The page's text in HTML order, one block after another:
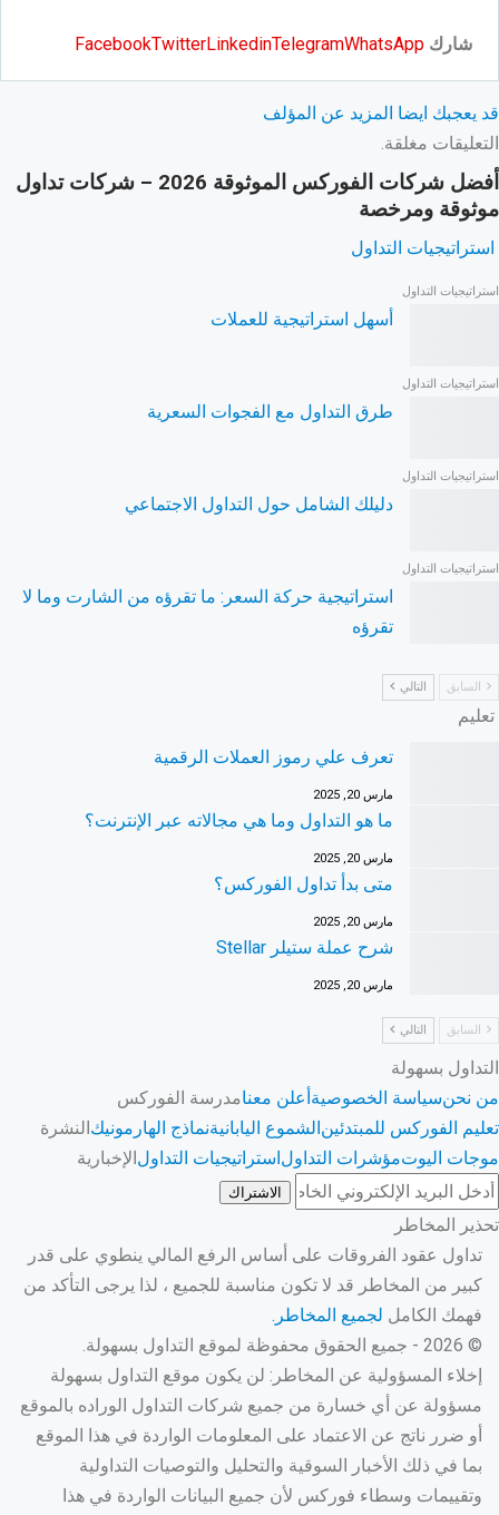
شارك FacebookTwitterLinkedinTelegramWhatsApp
قد يعجبك ايضا المزيد عن المؤلف
التعليقات مغلقة.
أفضل شركات الفوركس الموثوقة 2026 – شركات تداول
موثوقة ومرخصة
استراتيجيات التداول
استراتيجيات التداول
أسهل استراتيجية للعملات
استراتيجيات التداول
طرق التداول مع الفجوات السعرية
استراتيجيات التداول
دليلك الشامل حول التداول الاجتماعي
استراتيجيات التداول
استراتيجية حركة السعر: ما تقرؤه من الشارت وما لا
تقرؤه
السابق التالي
تعليم
تعرف علي رموز العملات الرقمية
مارس 20, 2025
ما هو التداول وما هي مجالاته عبر الإنترنت؟
مارس 20, 2025
متى بدأ تداول الفوركس؟
مارس 20, 2025
شرح عملة ستيلر Stellar
مارس 20, 2025
السابق التالي
التداول بسهولة
من نحنسياسة الخصوصيةأعلن معنامدرسة الفوركس
تعليم الفوركس للمبتدئينالشموع اليابانيةنماذج الهارمونيك
موجات اليوتمؤشرات التداولاستراتيجيات التداول
النشرة
الإخبارية
الاشتراك
تحذير المخاطر
تداول عقود الفروقات على أساس الرفع المالي ينطوي على قدر
كبير من المخاطر قد لا تكون مناسبة للجميع ، لذا يرجى التأكد من
فهمك الكامل لجميع المخاطر.
© 2026 - جميع الحقوق محفوظة لموقع التداول بسهولة.
إخلاء المسؤولية عن المخاطر: لن يكون موقع التداول بسهولة
مسؤولة عن أي خسارة من جميع شركات التداول الوراده بالموقع
أو ضرر ناتج عن الاعتماد على المعلومات الواردة في هذا الموقع
بما في ذلك الأخبار السوقية والتحليل والتوصيات التداولية
وتقييمات وسطاء فوركس لأن جميع البيانات الواردة في هذا